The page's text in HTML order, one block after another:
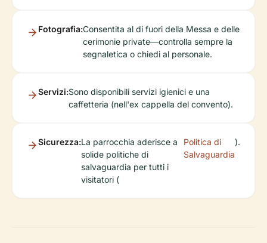
Fotografia:Consentita al di fuori della Messa e delle
cerimonie private—controlla sempre la
segnaletica o chiedi al personale.
Servizi:Sono disponibili servizi igienici e una
caffetteria (nell'ex cappella del convento).
Sicurezza:La parrocchia aderisce a
solide politiche di
salvaguardia per tutti i
visitatori (
Politica di
Salvaguardia
).